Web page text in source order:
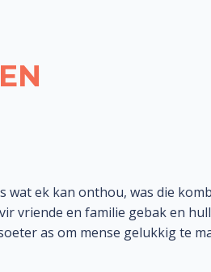
wat ek kan onthou, was die
vriende en familie gebak en
as om mense gelukkig te